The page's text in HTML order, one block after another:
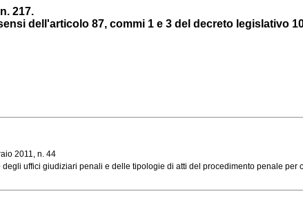
217.
dell'articolo 87, commi 1 e 3 del decreto legislativo
2011, n. 44
uffici giudiziari penali e delle tipologie di atti del procedimento penale per